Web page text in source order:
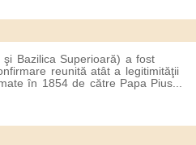
şi Bazilica Superioară) a fost
reunită atât a legitimităţii
în 1854 de către Papa Pius...